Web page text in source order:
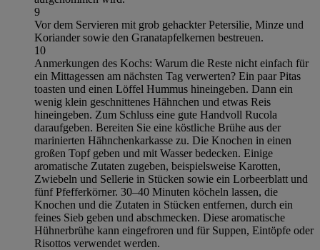
9
Vor dem Servieren mit grob gehackter Petersilie, Minze und
Koriander sowie den Granatapfelkernen bestreuen.
10
Anmerkungen des Kochs: Warum die Reste nicht einfach für
ein Mittagessen am nächsten Tag verwerten? Ein paar Pitas
toasten und einen Löffel Hummus hineingeben. Dann ein
wenig klein geschnittenes Hähnchen und etwas Reis
hineingeben. Zum Schluss eine gute Handvoll Rucola
daraufgeben. Bereiten Sie eine köstliche Brühe aus der
marinierten Hähnchenkarkasse zu. Die Knochen in einen
großen Topf geben und mit Wasser bedecken. Einige
aromatische Zutaten zugeben, beispielsweise Karotten,
Zwiebeln und Sellerie in Stücken sowie ein Lorbeerblatt und
fünf Pfefferkörner. 30–40 Minuten köcheln lassen, die
Knochen und die Zutaten in Stücken entfernen, durch ein
feines Sieb geben und abschmecken. Diese aromatische
Hühnerbrühe kann eingefroren und für Suppen, Eintöpfe oder
Risottos verwendet werden.